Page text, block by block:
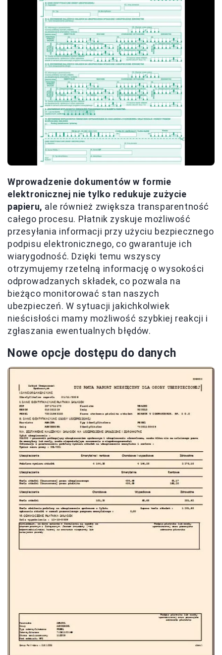
Wprowadzenie dokumentów w formie
elektronicznej nie tylko redukuje zużycie
papieru, ale również zwiększa transparentność
całego procesu. Płatnik zyskuje możliwość
przesyłania informacji przy użyciu bezpiecznego
podpisu elektronicznego, co gwarantuje ich
wiarygodność. Dzięki temu wszyscy
otrzymujemy rzetelną informację o wysokości
odprowadzanych składek, co pozwala na
bieżąco monitorować stan naszych
ubezpieczeń. W sytuacji jakichkolwiek
nieścisłości mamy możliwość szybkiej reakcji i
zgłaszania ewentualnych błędów.
Nowe opcje dostępu do danych